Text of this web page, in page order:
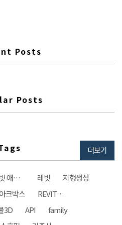
Posts
Posts
더보기
래빗 애드인 레빗
지형생성
아크박스
REVIT자동화
3D API
family